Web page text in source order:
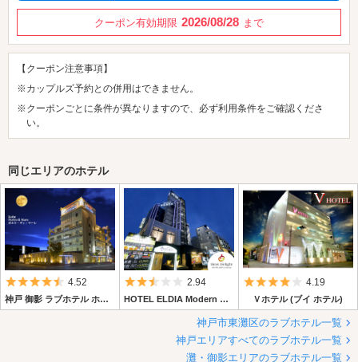
クーポン有効期限 2026/08/28 まで
【クーポン注意事項】
※カップルズ予約との併用はできません。
※クーポンごとに条件が異なりますので、必ず利用条件をご確認くださ
い。
同じエリアのホテル
5つ星のうち4.5
4.52
神戸 御影 ラブホテル ホテル ポルト・ディ・マーレ神戸（ポルト）
5つ星のうち2.5
2.94
HOTEL ELDIA Modern 神戸店 【Best Delight Group】
5つ星のうち4
4.19
Ｖホテル (ブイ ホテル)
神戸市東灘区のラブホテル一覧
神戸エリアすべてのラブホテル一覧
灘・御影エリアのラブホテル一覧